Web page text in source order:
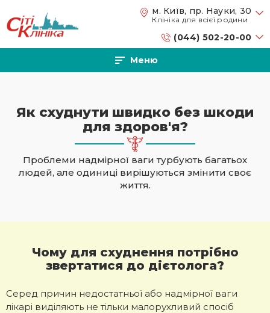
м. Київ, пр. Науки, 30
Клініка для всієї родини
(044) 502-20-00
Меню
Як схуднути швидко без шкоди
для здоров'я?
Проблеми надмірної ваги турбують багатьох
людей, але одиниці вирішуються змінити своє
життя.
Чому для схуднення потрібно
звертатися до дієтолога?
Серед причин недостатньої або надмірної ваги
лікарі виділяють не тільки малорухливий спосіб